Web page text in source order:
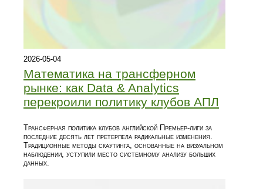
2026-05-04
Математика на трансферном
рынке: как Data & Analytics
перекроили политику клубов АПЛ
Трансферная политика клубов английской Премьер-лиги за
последние десять лет претерпела радикальные изменения.
Традиционные методы скаутинга, основанные на визуальном
наблюдении, уступили место системному анализу больших
данных.